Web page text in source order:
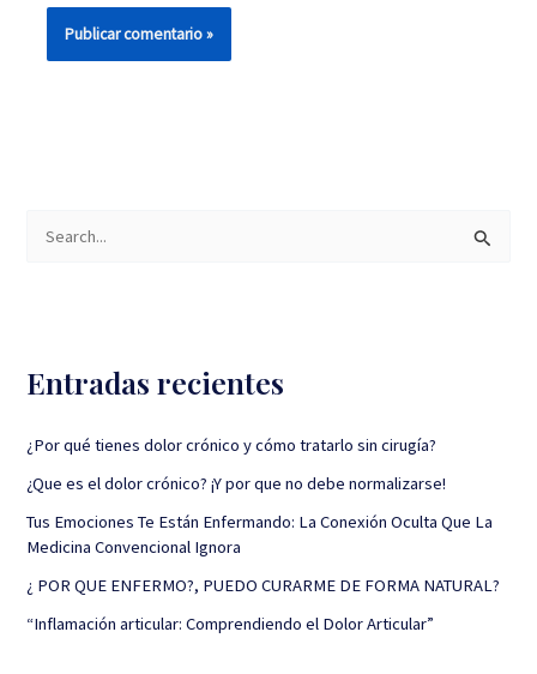
a
p
o
r
:
Entradas recientes
¿Por qué tienes dolor crónico y cómo tratarlo sin cirugía?
¿Que es el dolor crónico? ¡Y por que no debe normalizarse!
Tus Emociones Te Están Enfermando: La Conexión Oculta Que La
Medicina Convencional Ignora
¿ POR QUE ENFERMO?, PUEDO CURARME DE FORMA NATURAL?
“Inflamación articular: Comprendiendo el Dolor Articular”